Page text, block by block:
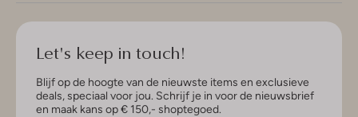
Let's keep in touch!
Blijf op de hoogte van de nieuwste items en exclusieve
deals, speciaal voor jou. Schrijf je in voor de nieuwsbrief
en maak kans op € 150,- shoptegoed.